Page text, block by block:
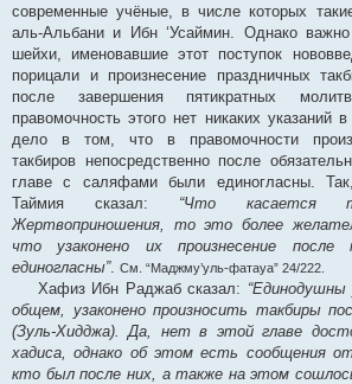
современные учёные, в числе которых
аль-Альбани и Ибн ‘Усаймин. Однако
шейхи, именовавшие этот поступок
порицали и произнесение праздничных
после завершения пятикратных
правомочность этого нет никаких
дело в том, что в правомочности
такбиров непосредственно после
главе с саляфами были единогласны.
Таймия сказал: “Что касается
Жертвоприношения, то это более
что узаконено их произнесение
единогласны”. См. “Маджму’уль-фатауа” 24/222.
Хафиз Ибн Раджаб сказал:
общем, узаконено произносить такбиры
(Зуль-Хидджа). Да, нет в этой главе
хадиса, однако об этом есть сообщения
кто был после них, а также на этом